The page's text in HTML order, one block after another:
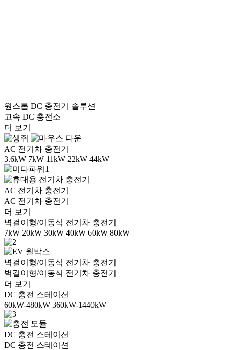
원스톱 DC 충전기 솔루션
고속 DC 충전소
더 보기
AC 전기차 충전기
3.6kW 7kW 11kW 22kW 44kW
AC 전기차 충전기
AC 전기차 충전기
더 보기
벽걸이형/이동식 전기차 충전기
7kW 20kW 30kW 40kW 60kW 80kW
벽걸이형/이동식 전기차 충전기
벽걸이형/이동식 전기차 충전기
더 보기
DC 충전 스테이션
60kW-480kW 360kW-1440kW
DC 충전 스테이션
DC 충전 스테이션